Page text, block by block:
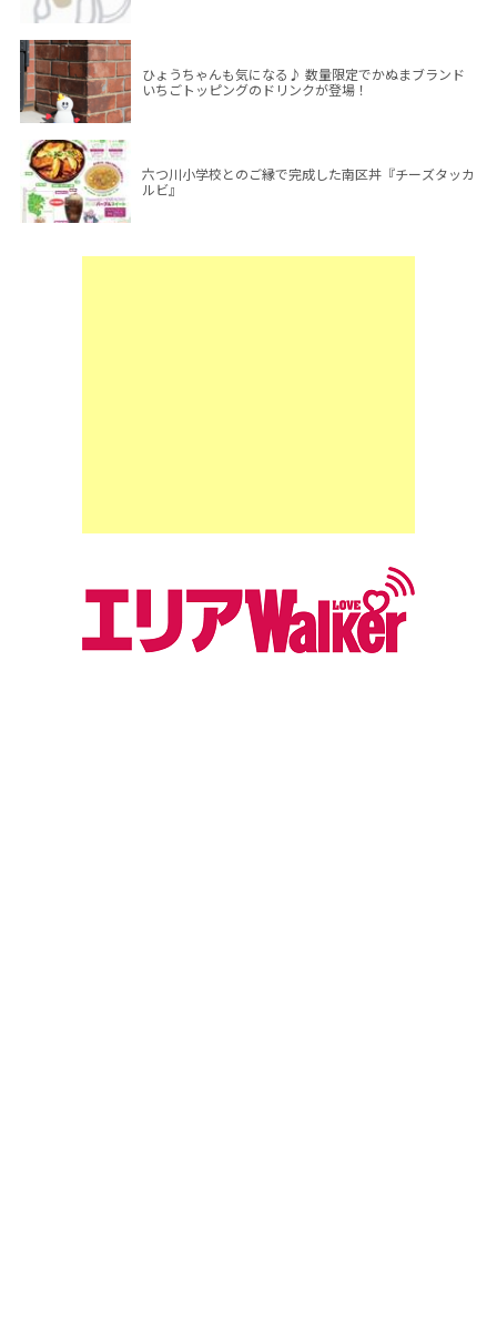
ひょうちゃんも気になる♪ 数量限定でかぬまブランド
いちごトッピングのドリンクが登場！
六つ川小学校とのご縁で完成した南区丼『チーズタッカ
ルビ』